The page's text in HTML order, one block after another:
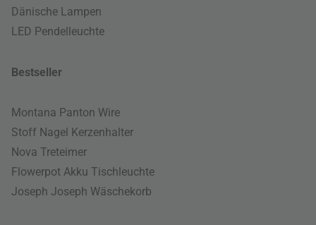
Dänische Lampen
LED Pendelleuchte
Bestseller
Montana Panton Wire
Stoff Nagel Kerzenhalter
Nova Treteimer
Flowerpot Akku Tischleuchte
Joseph Joseph Wäschekorb